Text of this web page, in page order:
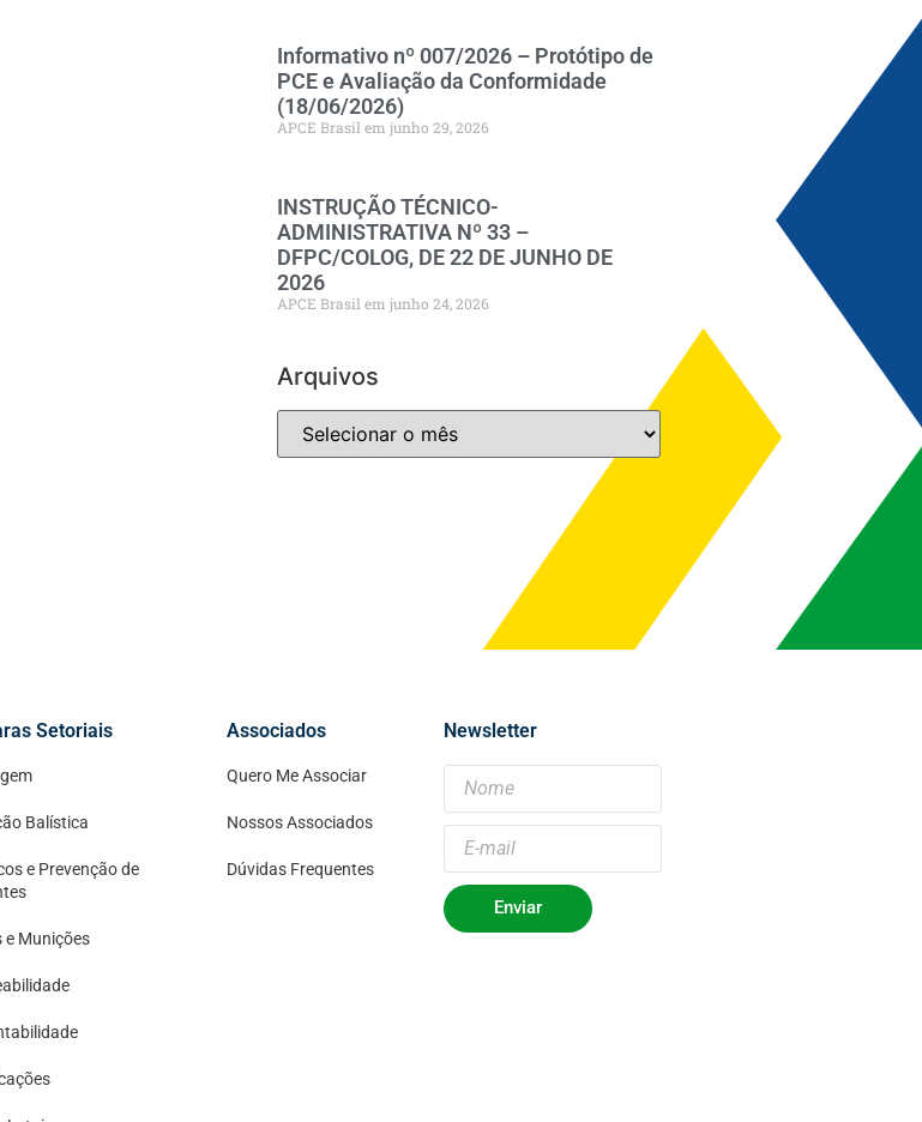
Informativo nº 007/2026 – Protótipo de
PCE e Avaliação da Conformidade
(18/06/2026)
APCE Brasil junho 29, 2026
INSTRUÇÃO TÉCNICO-
ADMINISTRATIVA Nº 33 –
DFPC/COLOG, DE 22 DE JUNHO DE
2026
APCE Brasil junho 24, 2026
Arquivos
Setoriais
Balística
e Prevenção de
e Munições
Associados
Quero Me Associar
Nossos Associados
Dúvidas Frequentes
Newsletter
Enviar